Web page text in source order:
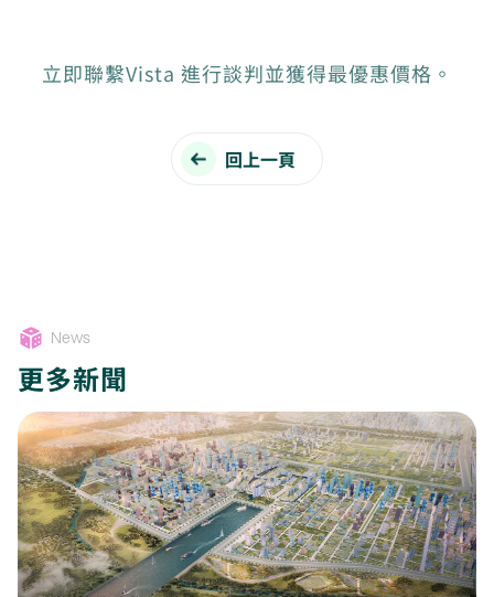
立即聯繫Vista 進行談判並獲得最優惠價格。
回上一頁
News
更多新聞